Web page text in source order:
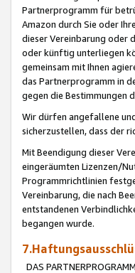
Partnerprogramm für
Amazon durch Sie oder
dieser Vereinbarung oder
oder künftig unterliegen
gemeinsam mit Ihnen
das Partnerprogramm in
gegen die Bestimmungen
Wir dürfen angefallene
sicherzustellen, dass der
Mit Beendigung dieser
eingeräumten Lizenzen/
Programmrichtlinien
Vereinbarung, die nach
entstandenen
begangen wurde.
DAS